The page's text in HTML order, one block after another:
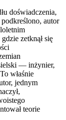
doświadczenia,
autor
zetknął się
— inżynier,
właśnie
jednym
teorie